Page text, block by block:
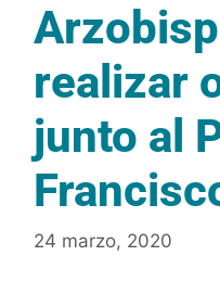
realizar
junto al
24 marzo, 2020